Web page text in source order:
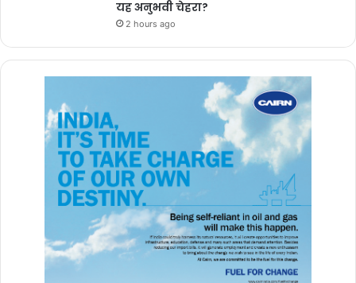
यह अनुभवी चेहरा?
2 hours ago